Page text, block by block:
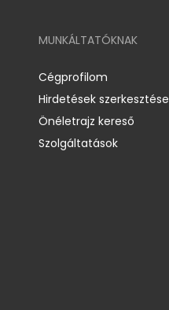
MUNKÁLTATÓKNAK
Cégprofilom
Hirdetések szerkesztése
Önéletrajz kereső
Szolgáltatások